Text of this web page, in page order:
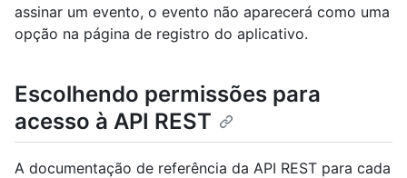
assinar um evento, o evento não aparecerá como uma
opção na página de registro do aplicativo.
Escolhendo permissões para
acesso à API REST
A documentação de referência da API REST para cada